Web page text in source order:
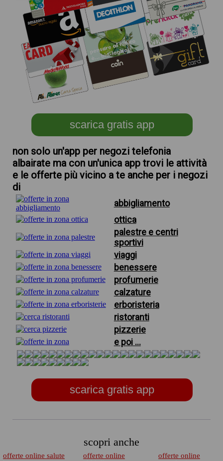
scarica gratis app
non solo un'app per negozi telefonia
albairate ma con un'unica app trovi le attività
e le offerte più vicino a te anche per i negozi
di
abbigliamento
ottica
palestre e centri
sportivi
viaggi
benessere
profumerie
calzature
erboristeria
ristoranti
pizzerie
e poi ...
scarica gratis app
scopri anche
offerte online salute
offerte online
offerte online